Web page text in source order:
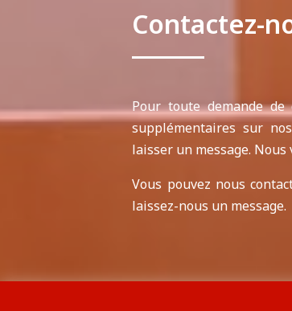
Contactez-
Pour toute demande de
supplémentaires sur
laisser un message.
Vous pouvez nous
laissez-nous un message.